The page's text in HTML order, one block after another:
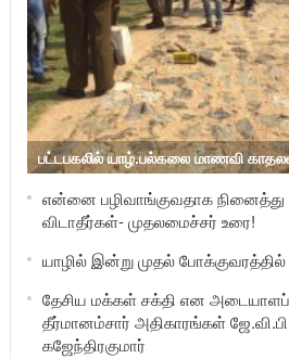
பட்டபகலில் யாழ்.பல்கலை மாணவி
என்னை பழிவாங்குவதாக நினைத்து
விடாதீர்கள்- முதலமைச்சர் உரை!
யாழில் இன்று முதல் போக்குவரத்தில்
தேசிய மக்கள் சக்தி என
தீர்மானம்சார் அதிகாரங்கள்
கஜேந்திரகுமார்